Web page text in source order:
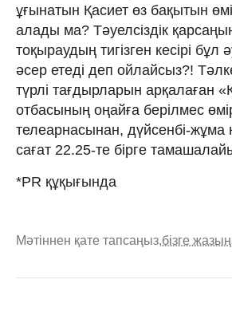
ұғынатын Қасиет өз бақытын
алады ма? Тәуелсіздік
тоқыраудың тигізген кесірі бұл
әсер етеді деп ойлайсыз?!
түрлі тағдырларын арқалаған
отбасының оңайға берілмес
телеарнасынан, дүйсенбі-жұма
сағат 22.25-те бірге
*PR құқығында
Мәтіннен қате тапсаңыз,бізге